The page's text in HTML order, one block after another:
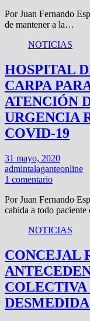
Por Juan Fernando
de mantener a la…
NOTICIAS
HOSPITAL
CARPA
ATENCIÓN
URGENCIA
COVID-19
31 mayo, 2020
admintalaganteonline
1 comentario
Por Juan Fernando
cabida a todo
NOTICIAS
CONCEJAL
COLECTIVA